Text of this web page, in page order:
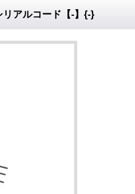
アルコード【-】{-}